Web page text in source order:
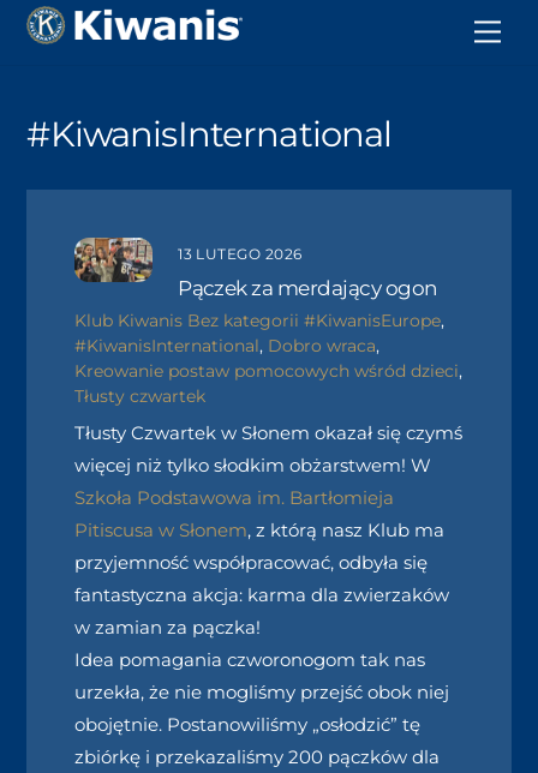
#KiwanisInternational
13 LUTEGO 2026
Pączek za merdający ogon
Klub Kiwanis Bez kategorii #KiwanisEurope,
#KiwanisInternational, Dobro wraca,
Kreowanie postaw pomocowych wśród dzieci,
Tłusty czwartek
Tłusty Czwartek w Słonem okazał się czymś
więcej niż tylko słodkim obżarstwem! W
Szkoła Podstawowa im. Bartłomieja
Pitiscusa w Słonem, z którą nasz Klub ma
przyjemność współpracować, odbyła się
fantastyczna akcja: karma dla zwierzaków
w zamian za pączka!
Idea pomagania czworonogom tak nas
urzekła, że nie mogliśmy przejść obok niej
obojętnie. Postanowiliśmy „osłodzić” tę
zbiórkę i przekazaliśmy 200 pączków dla